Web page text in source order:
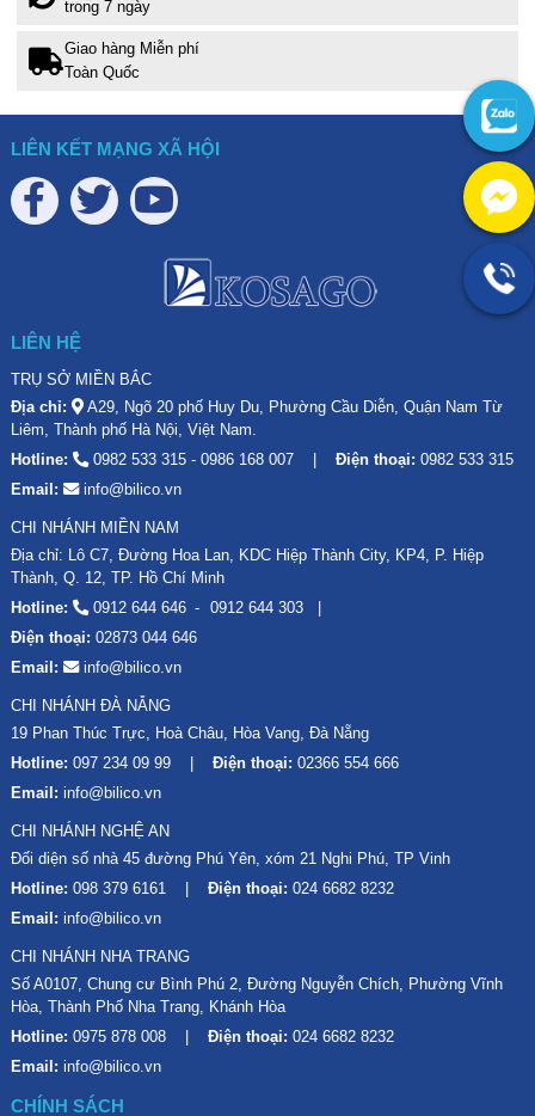
trong 7 ngày
Giao hàng Miễn phí
Toàn Quốc
LIÊN KẾT MẠNG XÃ HỘI
LIÊN HỆ
TRỤ SỞ MIỀN BẮC
Địa chỉ:
A29, Ngõ 20 phố Huy Du, Phường Cầu Diễn, Quận Nam Từ
Liêm, Thành phố Hà Nội, Việt Nam.
Hotline:
0982 533 315 - 0986 168 007 Điện thoại: 0982 533 315
Email:
info@bilico.vn
CHI NHÁNH MIỀN NAM
Địa chỉ: Lô C7, Đường Hoa Lan, KDC Hiệp Thành City, KP4, P. Hiệp
Thành, Q. 12, TP. Hồ Chí Minh
Hotline:
0912 644 646
0912 644 303
Điện thoại: 02873 044 646
Email:
info@bilico.vn
CHI NHÁNH ĐÀ NẴNG
19 Phan Thúc Trực, Hoà Châu, Hòa Vang, Đà Nẵng
Hotline: 097 234 09 99 Điện thoại: 02366 554 666
Email: info@bilico.vn
CHI NHÁNH NGHỆ AN
Đối diện số nhà 45 đường Phú Yên, xóm 21 Nghi Phú, TP Vinh
Hotline: 098 379 6161 Điện thoại: 024 6682 8232
Email: info@bilico.vn
CHI NHÁNH NHA TRANG
Số A0107, Chung cư Bình Phú 2, Đường Nguyễn Chích, Phường Vĩnh
Hòa, Thành Phố Nha Trang, Khánh Hòa
Hotline: 0975 878 008 Điện thoại: 024 6682 8232
Email: info@bilico.vn
CHÍNH SÁCH